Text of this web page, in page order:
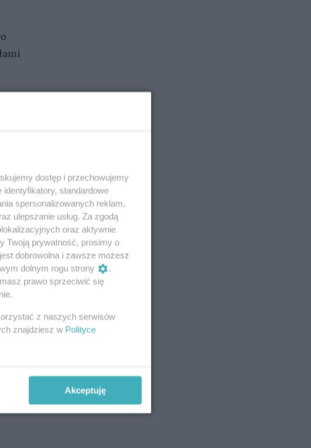
dostęp i przechowujemy
standardowe
spersonalizowanych reklam,
ulepszanie usług. Za zgodą
oraz aktywnie
Twoją prywatność, prosimy o
dobrowolna i zawsze możesz
dolnym rogu strony
.
prawo sprzeciwić się
z naszych serwisów
znajdziesz w Polityce
Akceptuję